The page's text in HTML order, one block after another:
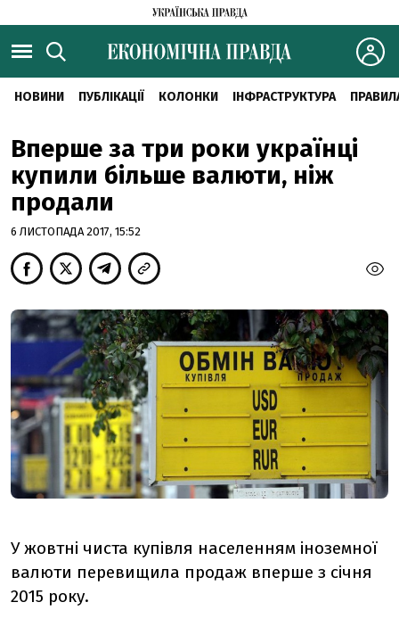
НОВИНИ ПУБЛІКАЦІЇ КОЛОНКИ ІНФРАСТРУКТУРА
Вперше за три роки українці
купили більше валюти, ніж
продали
6 ЛИСТОПАДА 2017, 15:52
У жовтні чиста купівля населенням іноземної
валюти перевищила продаж вперше з січня
2015 року.